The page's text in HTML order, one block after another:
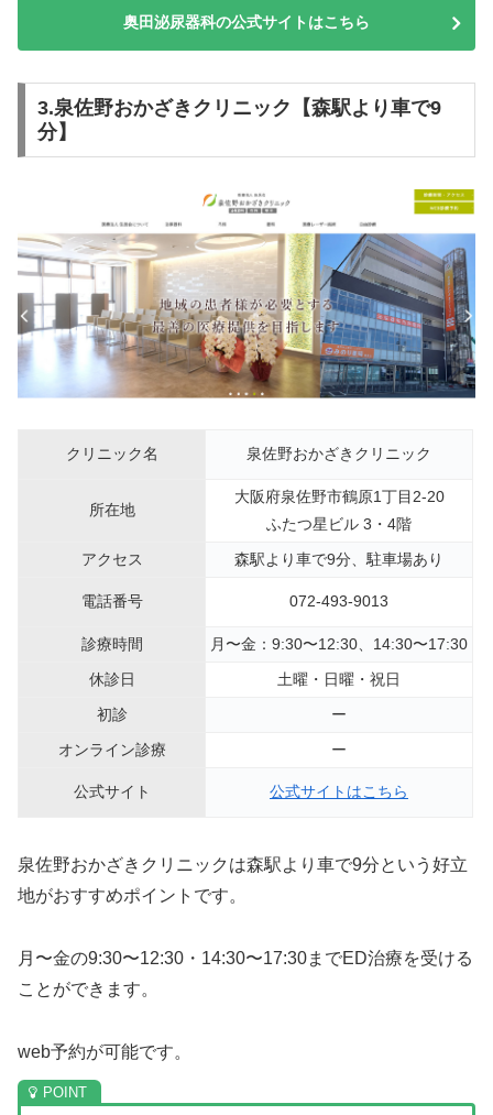
奥田泌尿器科の公式サイトはこちら
3.泉佐野おかざきクリニック【森駅より車で9
分】
クリニック名 泉佐野おかざきクリニック
所在地
大阪府泉佐野市鶴原1丁目2-20
ふたつ星ビル 3・4階
アクセス
森駅より車で9分、駐車場あり
電話番号 072-493-9013
診療時間
月〜金：9:30〜12:30、14:30〜17:30
休診日
土曜・日曜・祝日
初診
ー
オンライン診療
ー
公式サイト 公式サイトはこちら
泉佐野おかざきクリニックは森駅より車で9分という好立
地がおすすめポイントです。
月〜金の9:30〜12:30・14:30〜17:30までED治療を受ける
ことができます。
web予約が可能です。